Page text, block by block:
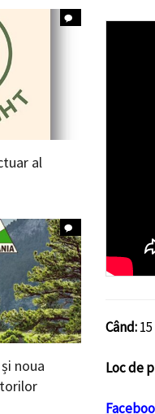
Când:
Loc de
al
noua